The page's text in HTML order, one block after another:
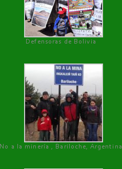
Defensoras de Bolivia
No a la minería , Bariloche, Argentina